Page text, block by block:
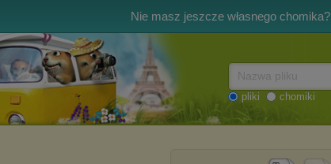
Nie masz jeszcze własnego chomika?
pliki chomiki